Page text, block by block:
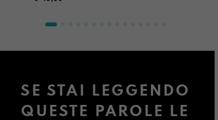
SE STAI LEGGENDO
QUESTE PAROLE LE